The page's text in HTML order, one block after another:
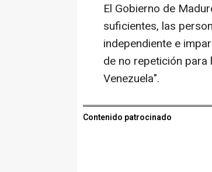
El Gobierno de
suficientes, las
independiente e
de no repetición
Venezuela".
Contenido patrocinado